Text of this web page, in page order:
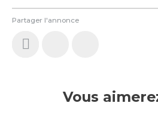
Partager l'annonce
Vous